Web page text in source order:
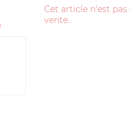
Cet article n'est pas
vente.